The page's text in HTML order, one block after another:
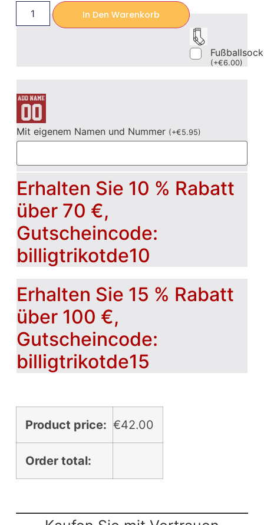
In Den Warenkorb
(+€6.00)
Mit eigenem Namen und Nummer (+€5.95)
Erhalten Sie 10 % Rabatt
über 70 €,
Gutscheincode:
billigtrikotde10
Erhalten Sie 15 % Rabatt
über 100 €,
Gutscheincode:
billigtrikotde15
Product price: €42.00
Order total: